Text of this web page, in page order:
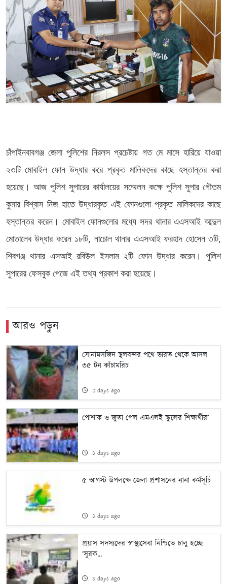
চাঁপাইনবাবগঞ্জ জেলা পুলিশের নিরলস প্রচেষ্টায় গত মে মাসে হারিয়ে যাওয়া
২৩টি মোবাইল ফোন উদ্ধার করে প্রকৃত মালিকদের কাছে হস্তান্তর করা
হয়েছে। আজ পুলিশ সুপারের কার্যালয়ের সম্মেলন কক্ষে পুলিশ সুপার গৌতম
কুমার বিশ্বাস নিজ হাতে উদ্ধারকৃত এই ফোনগুলো প্রকৃত মালিকদের কাছে
হস্তান্তর করেন। মোবাইল ফোনগুলোর মধ্যে সদর থানার এএসআই আব্দুল
মোতালেব উদ্ধার করেন ১৮টি, নাচোল থানার এএসআই ফরহাদ হোসেন ৩টি,
শিবগঞ্জ থানার এসআই রবিউল ইসলাম ২টি ফোন উদ্ধার করেন। পুলিশ
সুপারের ফেসবুক পেজে এই তথ্য প্রকাশ করা হয়েছে।
আরও পড়ুন
সোনামসজিদ স্থলবন্দর পথে ভারত থেকে আসল
৩৫ টন কাঁচামরিচ
2 days ago
পোশাক ও জুতা পেল এমএলই স্কুলের শিক্ষার্থীরা
3 days ago
৫ আগস্ট উপলক্ষে জেলা প্রশাসনের নানা কর্মসূচি
3 days ago
প্রয়াস সদস্যদের স্বাস্থ্যসেবা নিশ্চিতে চালু হচ্ছে
‘সুরক...
3 days ago